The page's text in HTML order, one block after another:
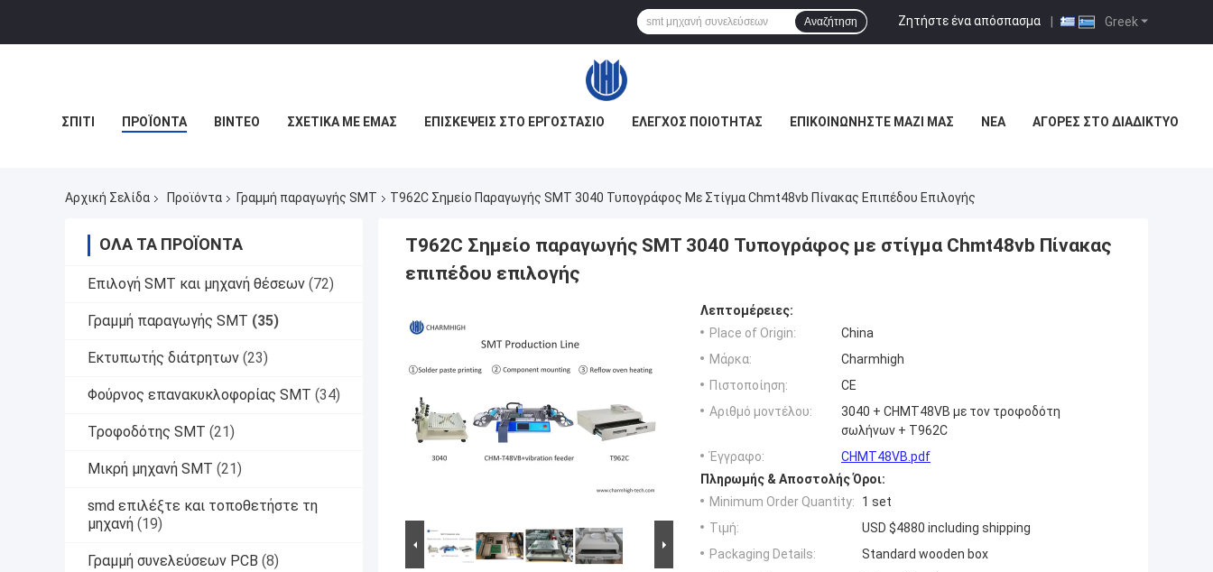
Greek
Ζητήστε ένα απόσπασμα |
Αναζήτηση
ΣΠΊΤΙ ΠΡΟΪΌΝΤΑ ΒΊΝΤΕΟ ΣΧΕΤΙΚΆ ΜΕ ΕΜΆΣ ΕΠΙΣΚΈΨΕΙΣ ΣΤΟ ΕΡΓΟΣΤΆΣΙΟ ΈΛΕΓΧΟΣ ΠΟΙΌΤΗΤΑΣ ΕΠΙΚΟΙΝΩΝΉΣΤΕ ΜΑΖΊ ΜΑΣ ΝΈΑ ΑΓΟΡΈΣ ΣΤΟ ΔΙΑΔΊΚΤΥΟ
Αρχική Σελίδα Προϊόντα Γραμμή παραγωγής SMT T962C Σημείο Παραγωγής SMT 3040 Τυπογράφος Με Στίγμα Chmt48vb Πίνακας Επιπέδου Επιλογής
ΌΛΑ ΤΑ ΠΡΟΪΌΝΤΑ
Επιλογή SMT και μηχανή θέσεων (72)
Γραμμή παραγωγής SMT (35)
Εκτυπωτής διάτρητων (23)
Φούρνος επανακυκλοφορίας SMT (34)
Τροφοδότης SMT (21)
Μικρή μηχανή SMT (21)
smd επιλέξτε και τοποθετήστε τη
μηχανή (19)
Γραμμή συνελεύσεων PCB (8)
T962C Σημείο παραγωγής SMT 3040 Τυπογράφος με στίγμα Chmt48vb Πίνακας
επιπέδου επιλογής
Λεπτομέρειες:
Place of Origin:
China
Μάρκα:
Charmhigh
Πιστοποίηση:
CE
Αριθμό μοντέλου:
3040 + CHMT48VB με τον τροφοδότη
σωλήνων + T962C
Έγγραφο:
CHMT48VB.pdf
Πληρωμής & Αποστολής Όροι:
Minimum Order Quantity:
1 set
Τιμή:
USD $4880 including shipping
Packaging Details:
Standard wooden box